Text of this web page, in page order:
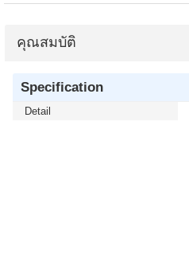
คุณสมบัติ
Specification
Detail